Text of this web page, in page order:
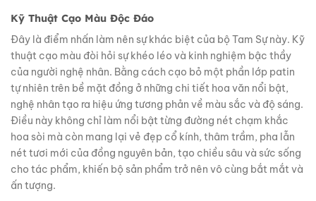
Kỹ Thuật Cạo Màu Độc Đáo
Đây là điểm nhấn làm nên sự khác biệt của bộ Tam Sự này. Kỹ
thuật cạo màu đòi hỏi sự khéo léo và kinh nghiệm bậc thầy
của người nghệ nhân. Bằng cách cạo bỏ một phần lớp patin
tự nhiên trên bề mặt đồng ở những chi tiết hoa văn nổi bật,
nghệ nhân tạo ra hiệu ứng tương phản về màu sắc và độ sáng.
Điều này không chỉ làm nổi bật từng đường nét chạm khắc
hoa sòi mà còn mang lại vẻ đẹp cổ kính, thâm trầm, pha lẫn
nét tươi mới của đồng nguyên bản, tạo chiều sâu và sức sống
cho tác phẩm, khiến bộ sản phẩm trở nên vô cùng bắt mắt và
ấn tượng.